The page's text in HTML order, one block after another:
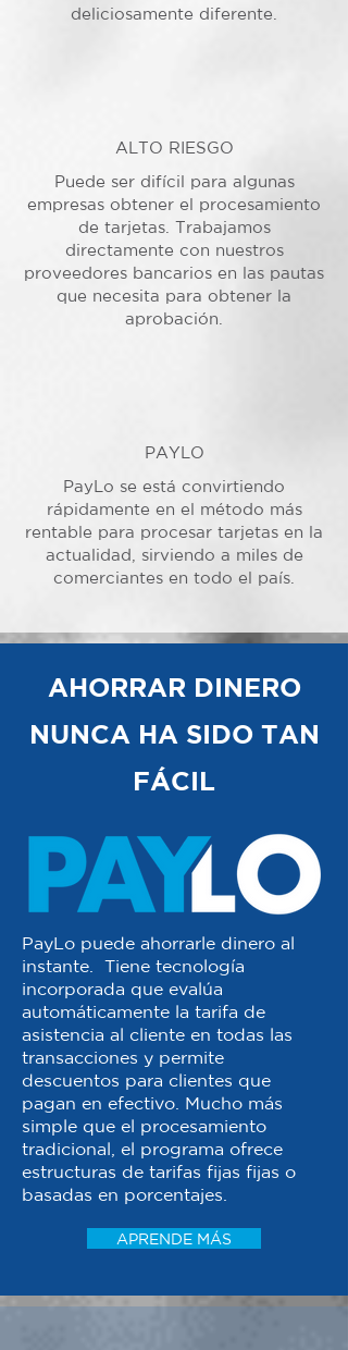
deliciosamente diferente.
ALTO RIESGO
Puede ser difícil para algunas
empresas obtener el procesamiento
de tarjetas. Trabajamos
directamente con nuestros
proveedores bancarios en las pautas
que necesita para obtener la
aprobación.
PAYLO
PayLo se está convirtiendo
rápidamente en el método más
rentable para procesar tarjetas en la
actualidad, sirviendo a miles de
comerciantes en todo el país.
AHORRAR DINERO
NUNCA HA SIDO TAN
FÁCIL
PayLo puede ahorrarle dinero al
instante. Tiene tecnología
incorporada que evalúa
automáticamente la tarifa de
asistencia al cliente en todas las
transacciones y permite
descuentos para clientes que
pagan en efectivo. Mucho más
simple que el procesamiento
tradicional, el programa ofrece
estructuras de tarifas fijas fijas o
basadas en porcentajes.
APRENDE MÁS